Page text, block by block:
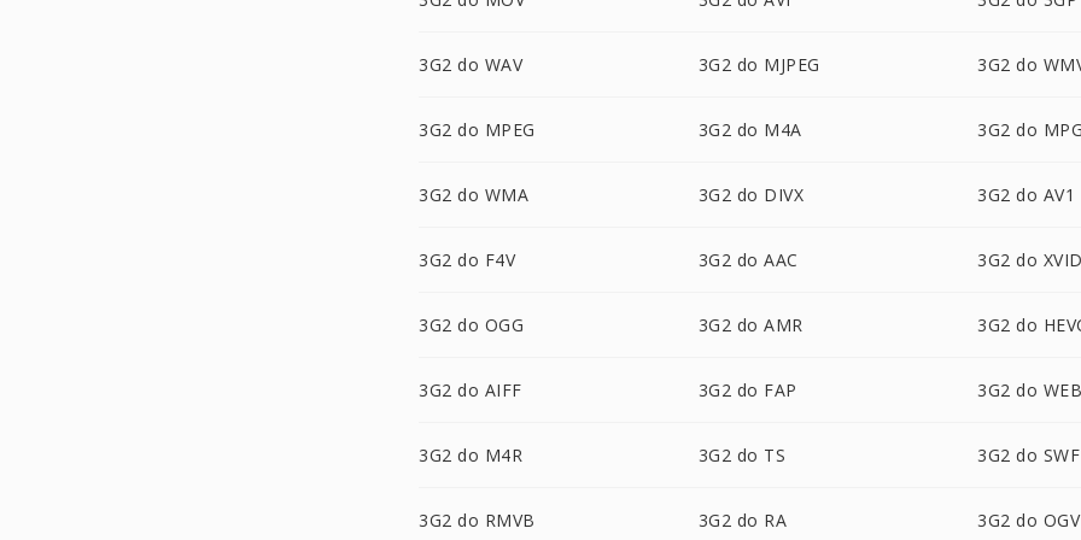
3G2 do WAV 3G2 do MJPEG 3G2 do
3G2 do MPEG 3G2 do M4A 3G2 do MPG
3G2 do WMA 3G2 do DIVX 3G2 do AV1
3G2 do F4V 3G2 do AAC 3G2 do XVID
3G2 do OGG 3G2 do AMR 3G2 do
3G2 do AIFF 3G2 do FAP 3G2 do
3G2 do M4R 3G2 do TS 3G2 do SWF
3G2 do RMVB 3G2 do RA 3G2 do OGV